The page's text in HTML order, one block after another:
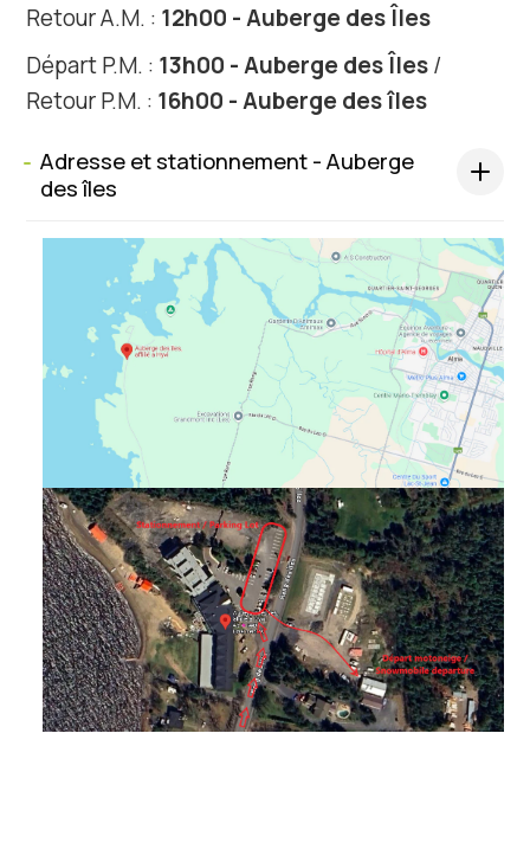
Retour A.M. : 12h00 - Auberge des Îles
Départ P.M. : 13h00 - Auberge des Îles/
Retour P.M. : 16h00 - Auberge des îles
s Adresse et stationnement - Auberge
des îles